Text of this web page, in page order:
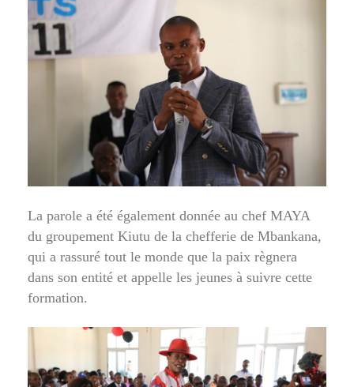
La parole a été également donnée au chef MAYA
du groupement Kiutu de la chefferie de Mbankana,
qui a rassuré tout le monde que la paix règnera
dans son entité et appelle les jeunes à suivre cette
formation.